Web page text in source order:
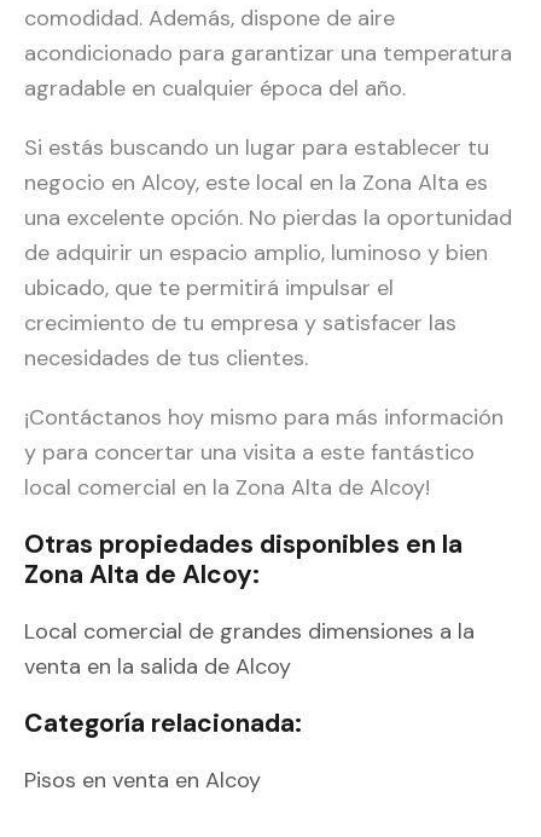
comodidad. Además, dispone de aire
acondicionado para garantizar una temperatura
agradable en cualquier época del año.
Si estás buscando un lugar para establecer tu
negocio en Alcoy, este local en la Zona Alta es
una excelente opción. No pierdas la oportunidad
de adquirir un espacio amplio, luminoso y bien
ubicado, que te permitirá impulsar el
crecimiento de tu empresa y satisfacer las
necesidades de tus clientes.
¡Contáctanos hoy mismo para más información
y para concertar una visita a este fantástico
local comercial en la Zona Alta de Alcoy!
Otras propiedades disponibles en la
Zona Alta de Alcoy:
Local comercial de grandes dimensiones a la
venta en la salida de Alcoy
Categoría relacionada:
Pisos en venta en Alcoy